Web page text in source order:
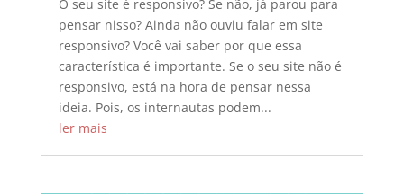
O seu site é responsivo? Se não, já parou para
pensar nisso? Ainda não ouviu falar em site
responsivo? Você vai saber por que essa
característica é importante. Se o seu site não é
responsivo, está na hora de pensar nessa
ideia. Pois, os internautas podem...
ler mais